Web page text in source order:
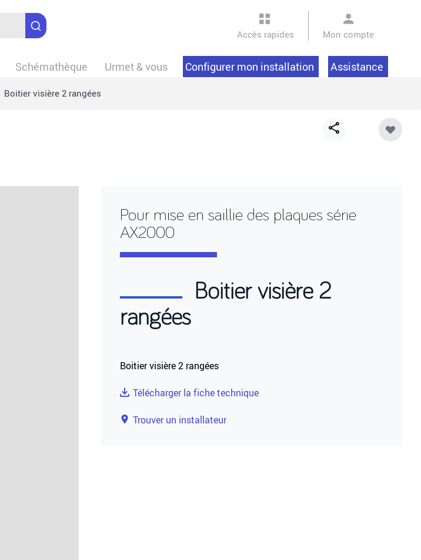
Accès rapides Mon compte
Schémathèque Urmet & vous Configurer mon installation Assistance
Boitier visière 2 rangées
Pour mise en saillie des plaques série
AX2000
Boitier visière 2
rangées
Boitier visière 2 rangées
Télécharger la fiche technique
Trouver un installateur